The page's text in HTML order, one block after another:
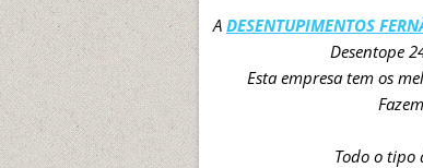
A DESENTUPIMENTOS
Desentope
Esta empresa tem os
Todo o tipo